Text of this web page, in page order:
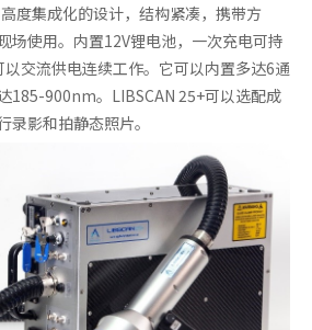
度集成化的设计，结构紧凑，携带方
场使用。内置12V锂电池，一次充电可持
交流供电连续工作。它可以内置多达6通
185-900nm。LIBSCAN 25+可以选配成
录影和拍静态照片。